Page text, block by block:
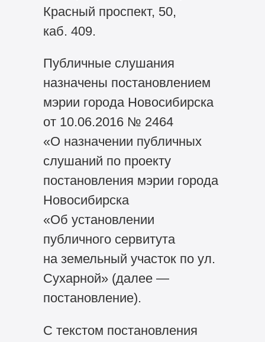
Красный проспект, 50,
каб. 409.
Публичные слушания
назначены постановлением
мэрии города Новосибирска
от 10.06.2016 № 2464
«О назначении публичных
слушаний по проекту
постановления мэрии города
Новосибирска
«Об установлении
публичного сервитута
на земельный участок по ул.
Сухарной» (далее —
постановление).
С текстом постановления